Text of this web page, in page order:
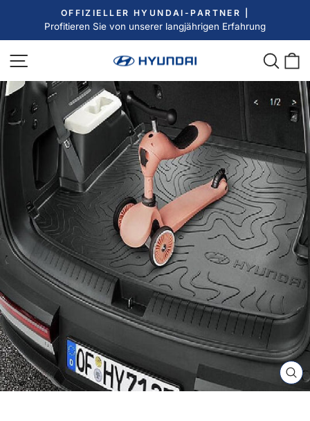
Inhalt
Pause
OFFIZIELLER HYUNDAI-PARTNER |
Profitieren Sie von unserer langjährigen Erfahrung
Seitennavigation